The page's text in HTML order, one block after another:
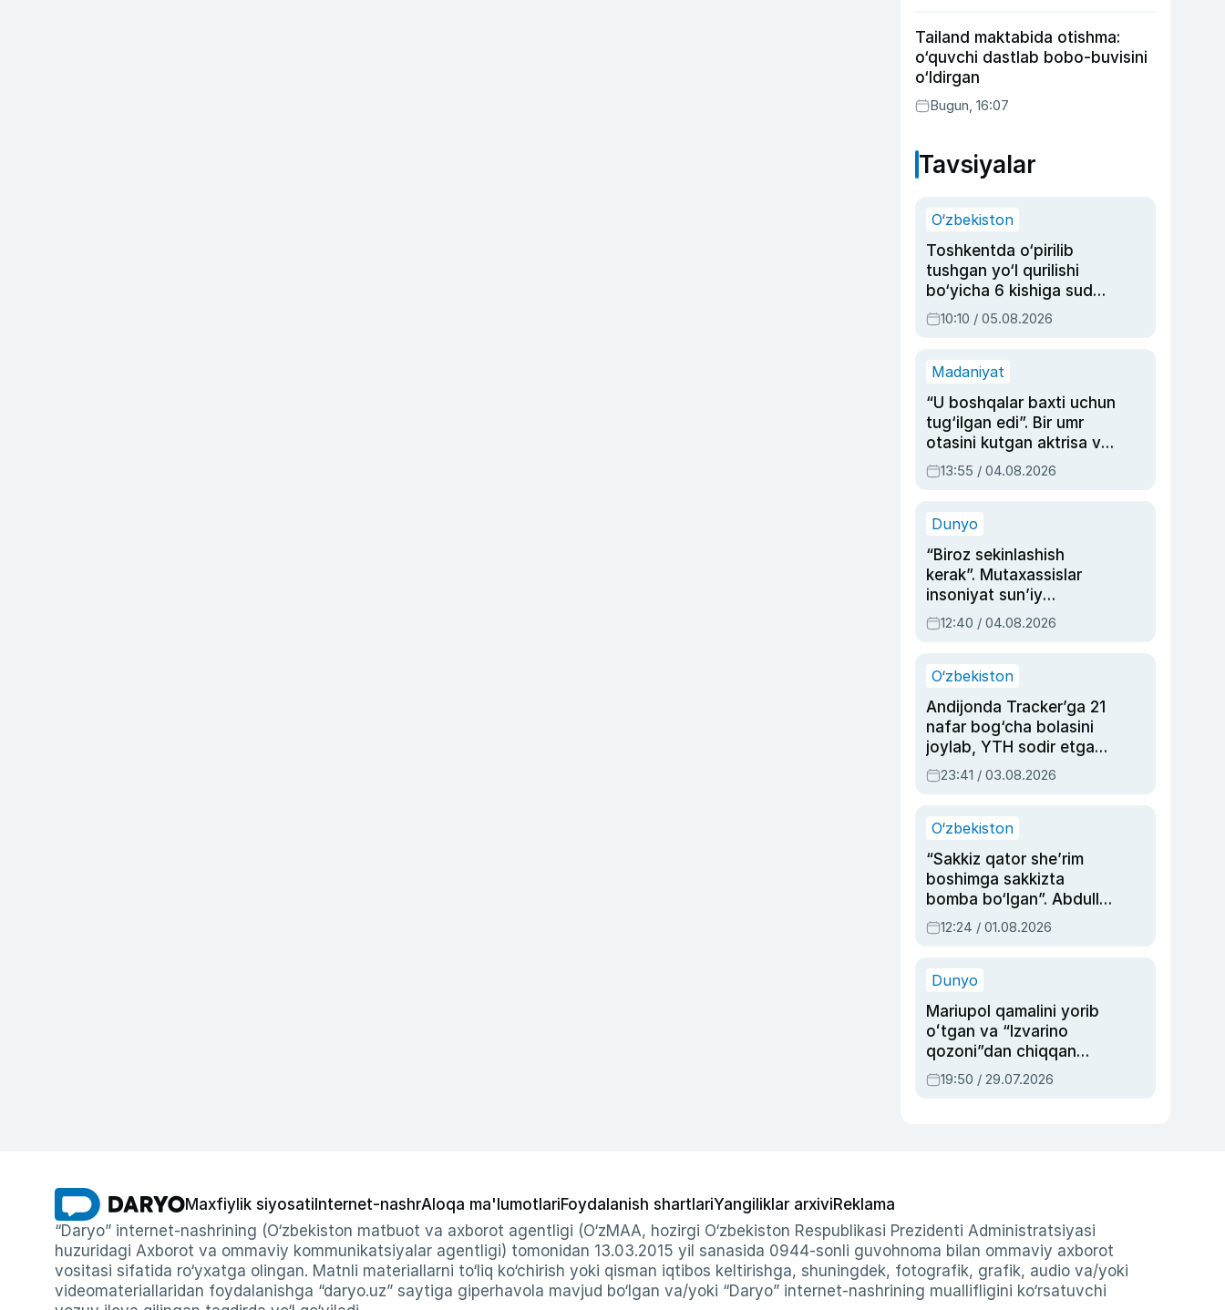
Tailand maktabida otishma:
o‘quvchi dastlab bobo-buvisini
o‘ldirgan
Bugun, 16:07
Tavsiyalar
O‘zbekiston
Toshkentda o‘pirilib
tushgan yo‘l qurilishi
bo‘yicha 6 kishiga sud
hukmi o‘qildi
10:10 / 05.08.2026
Madaniyat
“U boshqalar baxti uchun
tug‘ilgan edi”. Bir umr
otasini kutgan aktrisa va
dublyaj ustasi Rimma
Ahmedovaning
13:55 / 04.08.2026
Dunyo
“Biroz sekinlashish
kerak”. Mutaxassislar
insoniyat sun’iy
intellektni boshqara
olmay qolishidan xavotir
12:40 / 04.08.2026
O‘zbekiston
Andijonda Tracker’ga 21
nafar bog‘cha bolasini
joylab, YTH sodir etgan
ayolga sud hukmi o‘qildi
23:41 / 03.08.2026
O‘zbekiston
“Sakkiz qator she’rim
boshimga sakkizta
bomba bo‘lgan”. Abdulla
Oripovni siyosiy
ayblovlardan asrab
12:24 / 01.08.2026
Dunyo
Mariupol qamalini yorib
oʻtgan va “Izvarino
qozoni”dan chiqqan
qahramon — Ukraina
armiyasi bosh
19:50 / 29.07.2026
Maxfiylik siyosati Internet-nashrAloqa ma'lumotlariFoydalanish shartlariYangiliklar arxiviReklama
“Daryo” internet-nashrining (O‘zbekiston matbuot va axborot agentligi (O‘zMAA, hozirgi O‘zbekiston Respublikasi Prezidenti Administratsiyasi
huzuridagi Axborot va ommaviy kommunikatsiyalar agentligi) tomonidan 13.03.2015 yil sanasida 0944-sonli guvohnoma bilan ommaviy axborot
vositasi sifatida ro‘yxatga olingan. Matnli materiallarni to‘liq ko‘chirish yoki qisman iqtibos keltirishga, shuningdek, fotografik, grafik, audio va/yoki
videomateriallaridan foydalanishga “daryo.uz” saytiga giperhavola mavjud bo‘lgan va/yoki “Daryo” internet-nashrining muallifligini ko‘rsatuvchi